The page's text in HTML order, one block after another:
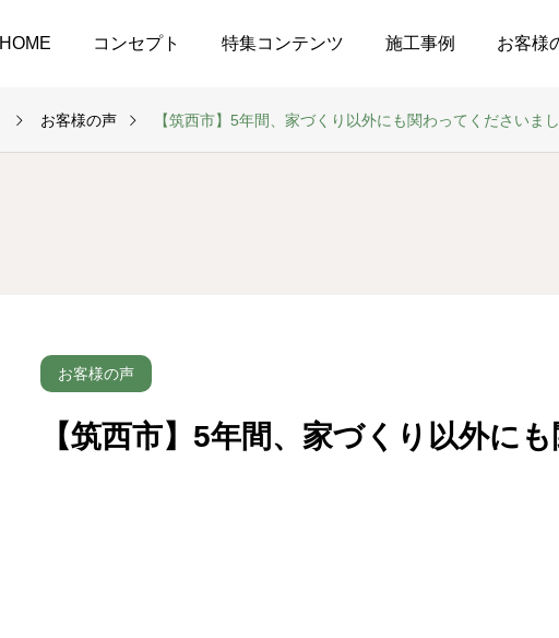
HOME コンセプト 特集コンテンツ 施工事例 お客様
お客様の声 【筑西市】5年間、家づくり以外にも関わってくださいま
お客様の声
【筑西市】5年間、家づくり以外に